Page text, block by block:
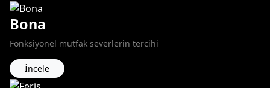
Bona
Fonksiyonel mutfak severlerin tercihi
İncele